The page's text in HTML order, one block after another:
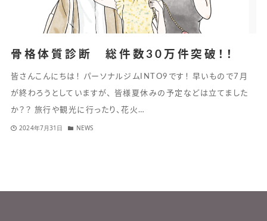
骨格体質診断 総件数30万件突破！！
皆さんこんにちは！ パーソナルジムINTO9です！ 早いもので7月
が終わろうとしていますが、 皆様夏休みの予定などは立てました
か？？ 旅行や観光に行ったり、花火…
2024年7月31日 NEWS